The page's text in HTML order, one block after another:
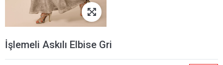
İşlemeli Askılı Elbise Gri